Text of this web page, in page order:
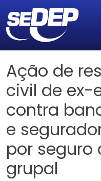
Ação de
civil de ex-
contra
e
por seguro
grupal